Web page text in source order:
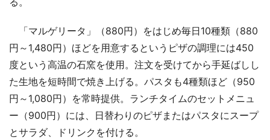
「マルゲリータ」（880円）をはじめ毎日10種類（880
円～1,480円）ほどを用意するというピザの調理には450
度という高温の石窯を使用。注文を受けてから手延ばしし
た生地を短時間で焼き上げる。パスタも4種類ほど（950
円～1,080円）を常時提供。ランチタイムのセットメニュ
ー（900円）には、日替わりのピザまたはパスタにスープ
とサラダ、ドリンクを付ける。